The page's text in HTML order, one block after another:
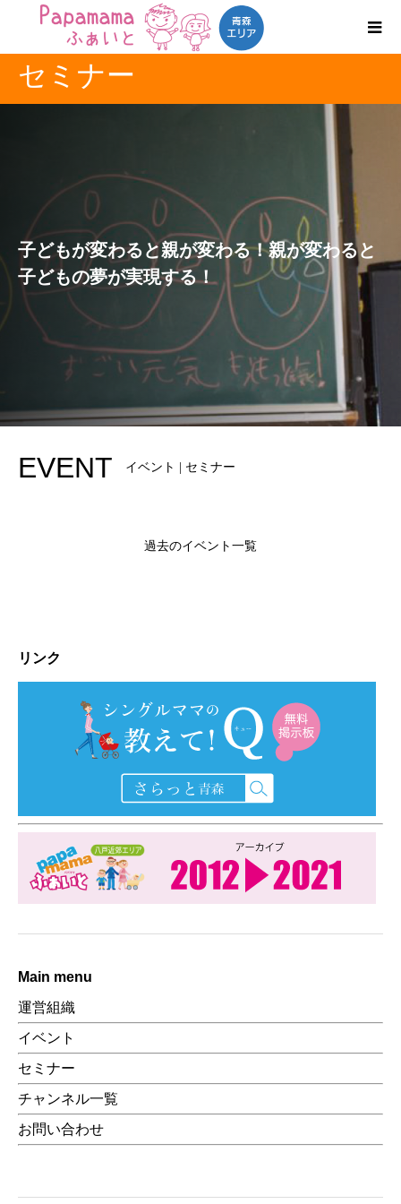
セミナー
子どもが変わると親が変わる！親が変わると
子どもの夢が実現する！
EVENT イベント | セミナー
過去のイベント一覧
リンク
Main menu
運営組織
イベント
セミナー
チャンネル一覧
お問い合わせ